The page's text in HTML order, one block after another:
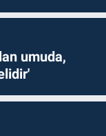
umuda,